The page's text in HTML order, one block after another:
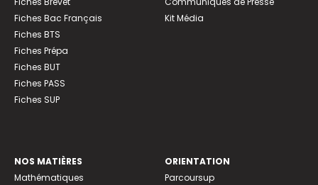
Fiches Bac Français
Fiches BTS
Fiches Prépa
Fiches BUT
Fiches PASS
Fiches SUP
Kit Média
NOS MATIÈRES
Mathématiques
ORIENTATION
Parcoursup